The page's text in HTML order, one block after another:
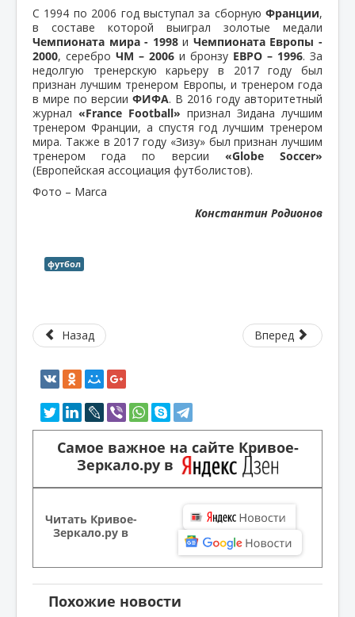
С 1994 по 2006 год выступал за сборную Франции,
в составе которой выиграл золотые медали
Чемпионата мира - 1998и Чемпионата Европы -
2000, серебро ЧМ – 2006 и бронзу ЕВРО – 1996. За
недолгую тренерскую карьеру в 2017 году был
признан лучшим тренером Европы, и тренером года
в мире по версии ФИФА. В 2016 году авторитетный
журнал «France Football» признал Зидана лучшим
тренером Франции, а спустя год лучшим тренером
мира. Также в 2017 году «Зизу» был признан лучшим
тренером года по версии «Globe Soccer»
(Европейская ассоциация футболистов).
Фото – Marca
Константин Родионов
футбол
Назад Вперед
Самое важное на сайте Кривое-
Зеркало.ру в
Читать Кривое-
Зеркало.ру в
Похожие новости